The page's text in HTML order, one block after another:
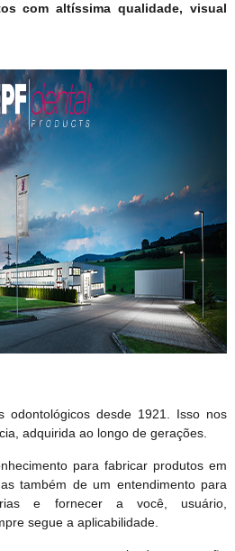
com altíssima qualidade, visual
odontológicos desde 1921. Isso nos
adquirida ao longo de gerações.
para fabricar produtos em
também de um entendimento para
e fornecer a você, usuário,
segue a aplicabilidade.